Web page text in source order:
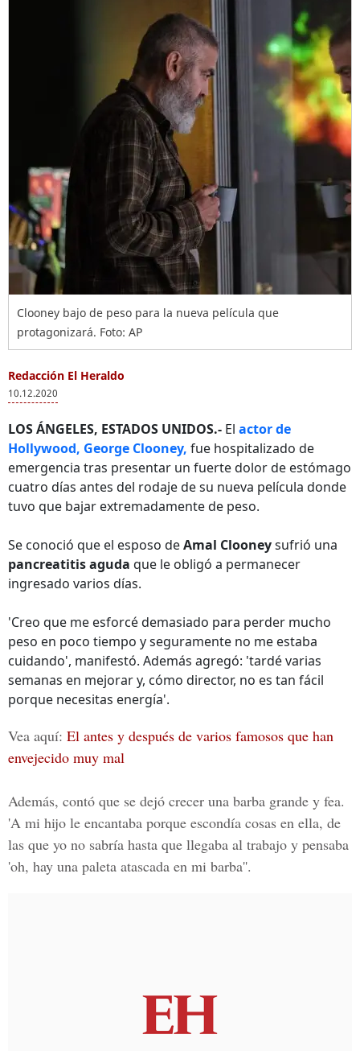
Clooney bajo de peso para la nueva película que
protagonizará. Foto: AP
Redacción El Heraldo
10.12.2020
LOS ÁNGELES, ESTADOS UNIDOS.- El actor de
Hollywood, George Clooney, fue hospitalizado de
emergencia tras presentar un fuerte dolor de estómago
cuatro días antes del rodaje de su nueva película donde
tuvo que bajar extremadamente de peso.
Se conoció que el esposo deAmal Clooneysufrió una
pancreatitis aguda que le obligó a permanecer
ingresado varios días.
'Creo que me esforcé demasiado para perder mucho
peso en poco tiempo y seguramente no me estaba
cuidando', manifestó. Además agregó: 'tardé varias
semanas en mejorar y, cómo director, no es tan fácil
porque necesitas energía'.
Vea aquí: El antes y después de varios famosos que han
envejecido muy mal
Además, contó que se dejó crecer una barba grande y fea.
'A mi hijo le encantaba porque escondía cosas en ella, de
las que yo no sabría hasta que llegaba al trabajo y pensaba
'oh, hay una paleta atascada en mi barba''.